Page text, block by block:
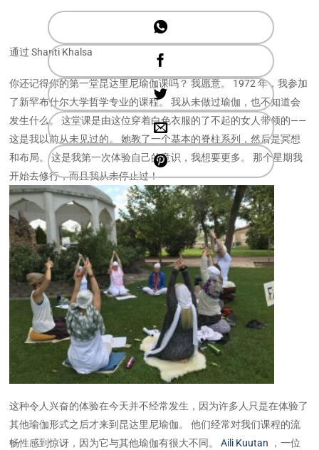
通过 Shanti Khalsa
你还记得你的第一堂昆达里尼瑜伽课吗？ 我愿意。 1972 年，我参加
了新罕布什尔大学哲学专业的课程。 我从未做过瑜伽，也不知道会
发生什么。 这堂课是由这位穿着白色衣服的了不起的女人带领的——
这是我以前从未见过的。 她教了一个基本的脊柱系列，然后是冥想
和布局。 这是我第一次体验自己的意识，我想要更多。 那个星期我
开始去修行，而且我从未停止过！
这种令人兴奋的体验在今天并不经常发生，因为许多人只是在体验了
其他瑜伽形式之后才来到昆达里尼瑜伽。 他们经常对我们课程的流
畅性感到惊讶，因为它与其他瑜伽有很大不同。Aili Kuutan ，一位